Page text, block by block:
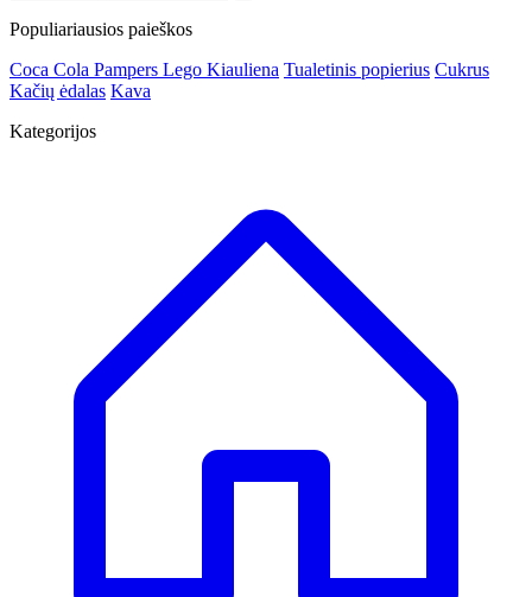
Populiariausios paieškos
Coca Cola Pampers Lego Kiauliena Tualetinis popierius Cukrus
Kačių ėdalas Kava
Kategorijos